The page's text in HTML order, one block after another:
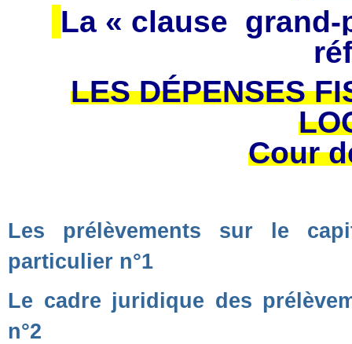
La « clause grand-
LES DÉPENSES
Cour
Les prélèvements sur le
particulier n°1
Le cadre juridique des
n°2